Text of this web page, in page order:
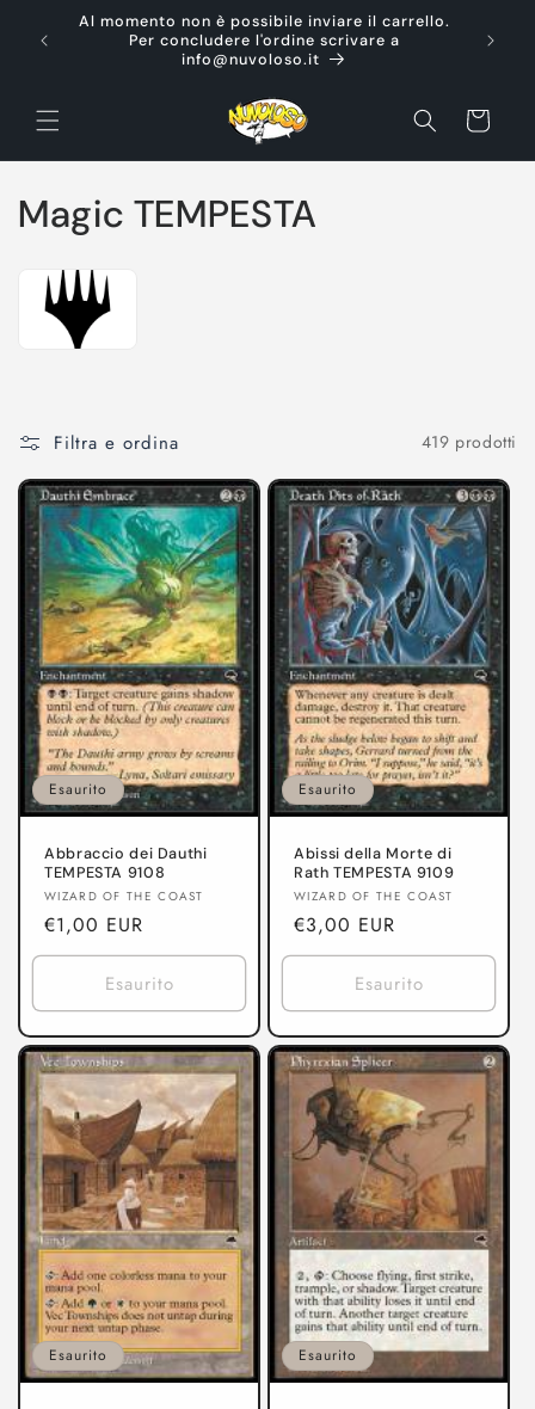
direttamente
ai contenuti
Al momento non è possibile inviare il carrello.
Per concludere l'ordine scrivare a
info@nuvoloso.it
Carrello
C
z
i
o
n
e
Magic TEMPESTA
Filtra e ordina 419 prodotti
Esaurito
Abbraccio dei Dauthi
TEMPESTA 9108
Produttore:
WIZARD OF THE COAST
Prezzo
di
€1,00 EUR
Esaurito
Esaurito
Abissi della Morte di
Rath TEMPESTA 9109
Produttore:
WIZARD OF THE COAST
Prezzo
di
€3,00 EUR
Esaurito
Esaurito Esaurito